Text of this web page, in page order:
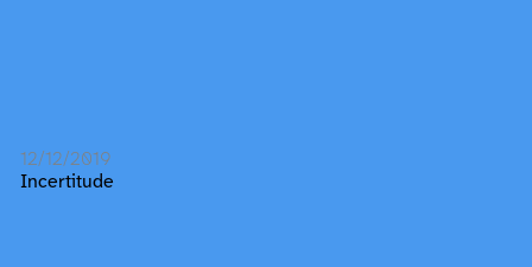
12/12/2019
Incertitude